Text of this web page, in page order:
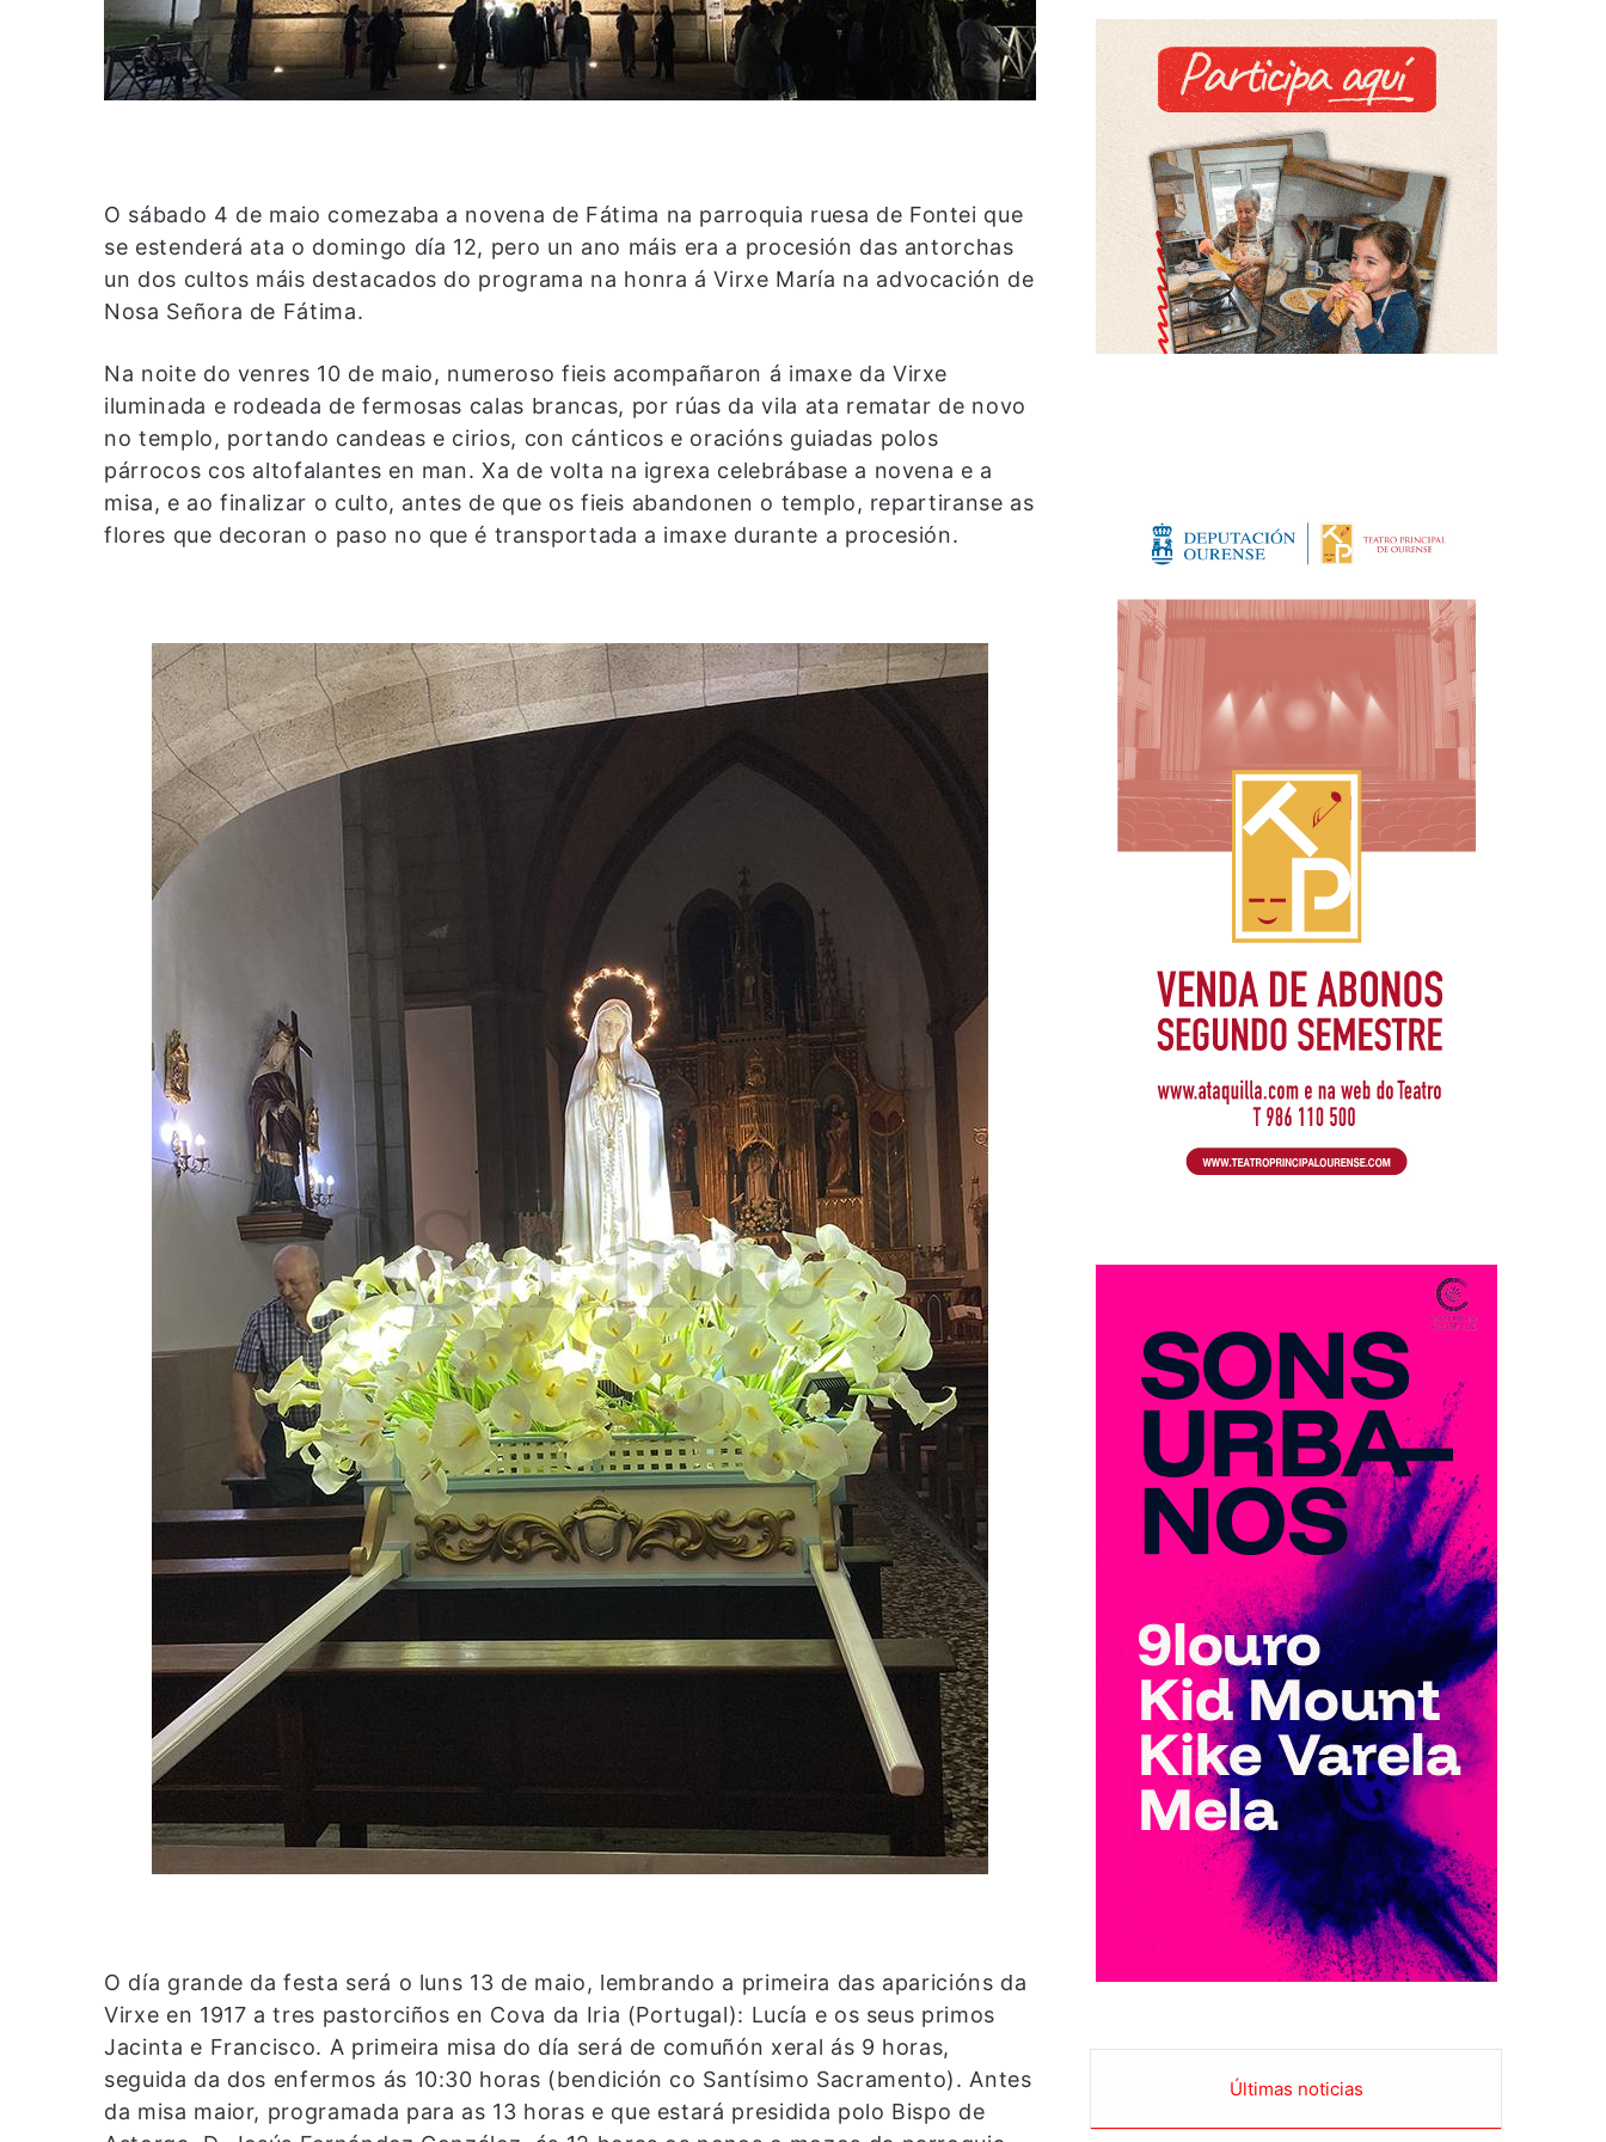
O sábado 4 de maio comezaba a novena de Fátima na parroquia ruesa de Fontei que
se estenderá ata o domingo día 12, pero un ano máis era a procesión das antorchas
un dos cultos máis destacados do programa na honra á Virxe María na advocación de
Nosa Señora de Fátima.
Na noite do venres 10 de maio, numeroso fieis acompañaron á imaxe da Virxe
iluminada e rodeada de fermosas calas brancas, por rúas da vila ata rematar de novo
no templo, portando candeas e cirios, con cánticos e oracións guiadas polos
párrocos cos altofalantes en man. Xa de volta na igrexa celebrábase a novena e a
misa, e ao finalizar o culto, antes de que os fieis abandonen o templo, repartiranse as
flores que decoran o paso no que é transportada a imaxe durante a procesión.
O día grande da festa será o luns 13 de maio, lembrando a primeira das aparicións da
Virxe en 1917 a tres pastorciños en Cova da Iria (Portugal): Lucía e os seus primos
Jacinta e Francisco. A primeira misa do día será de comuñón xeral ás 9 horas,
seguida da dos enfermos ás 10:30 horas (bendición co Santísimo Sacramento). Antes
da misa maior, programada para as 13 horas e que estará presidida polo Bispo de
Últimas noticias